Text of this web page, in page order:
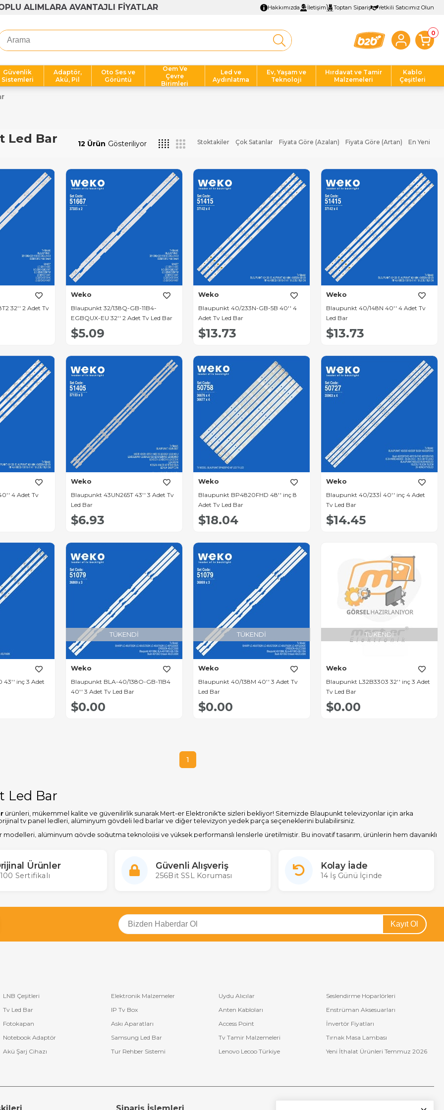
ALIMLARA AVANTAJLI FİYATLAR Hakkımızda İletişim Toptan Sipariş Yetkili Satıcımız Olun
0
Güvenlik
Sistemleri
Adaptör,
Akü, Pil
Oto Ses ve
Görüntü
Oem Ve
Çevre
Birimleri
Led ve
Aydınlatma
Ev, Yaşam ve
Teknoloji
Hırdavat ve Tamir
Malzemeleri
Kablo
Çeşitleri
Led Bar En Yeni
Fiyata Göre (Artan)
Fiyata Göre (Azalan)
Çok Satanlar
Stoktakiler
12 Ürün
32'' 2 Adet Tv
Weko
Blaupunkt 32/138Q-GB-11B4-
EGBQUX-EU 32'' 2 Adet Tv Led Bar
$5.09
Weko
Blaupunkt 40/233N-GB-5B 40'' 4
Adet Tv Led Bar
$13.73
Weko
Blaupunkt 40/148N 40'' 4 Adet Tv
Led Bar
$13.73
4 Adet Tv
Weko
Blaupunkt 43UN265T 43'' 3 Adet Tv
Led Bar
$6.93
Weko
Blaupunkt BP4820FHD 48'' inç 8
Adet Tv Led Bar
$18.04
Weko
Blaupunkt 40/233İ 40'' inç 4 Adet
Tv Led Bar
$14.45
43'' inç 3 Adet
TÜKENDI
Weko
Blaupunkt BLA-40/138O-GB-11B4
40'' 3 Adet Tv Led Bar
$0.00
TÜKENDI
Weko
Blaupunkt 40/138M 40'' 3 Adet Tv
Led Bar
$0.00
TÜKENDI
Weko
Blaupunkt L32B3303 32'' inç 3 Adet
Tv Led Bar
$0.00
1
Led Bar
ürünleri, mükemmel kalite ve güvenilirlik sunarak Mert-er Elektronik'te sizleri bekliyor! Sitemizde Blaupunkt televizyonlar için arka
tv panel ledleri, alüminyum gövdeli led barlar ve diğer televizyon yedek parça seçeneklerini bulabilirsiniz.
alüminyum gövde soğutma teknolojisi ve yüksek performanslı lenslerle üretilmiştir. Bu inovatif tasarım, ürünlerin hem dayanıklı
sunan WhatsApp hattımız aracılığıyla Blaupunkt led bar ürünleri hakkında detaylı bilgi alabilir ve uzman ekibimizden profesyonel
Türkiye'den dünya çapında Blaupunkt led bar ürünleri tedarik ediyoruz.
Değişimi
Ürünler
Sertifikalı
Güvenli Alışveriş
256Bit SSL Koruması
Kolay İade
14 İş Günü İçinde
Kayıt Ol
LNB Çeşitleri Elektronik Malzemeler Uydu Alıcılar
Seslendirme Hoparlörleri
Tv Led Bar IP Tv Box Anten Kabloları
Enstrüman Aksesuarları
Fotokapan Askı Aparatları Access Point
İnvertör Fiyatları
Notebook Adaptör Samsung Led Bar Tv Tamir Malzemeleri
Tırnak Masa Lambası
Akü Şarj Cihazı Tur Rehber Sistemi Lenovo Lecoo Türkiye Yeni İthalat Ürünleri Temmuz 2026
Sipariş İşlemleri